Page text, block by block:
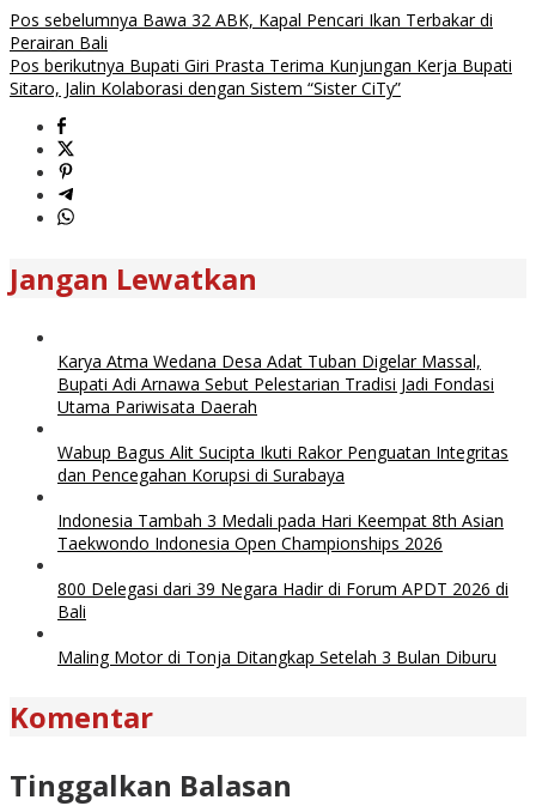
Pos sebelumnya Bawa 32 ABK, Kapal Pencari Ikan Terbakar di
Perairan Bali
Pos berikutnya Bupati Giri Prasta Terima Kunjungan Kerja Bupati
Sitaro, Jalin Kolaborasi dengan Sistem “Sister CiTy”
Jangan Lewatkan
Karya Atma Wedana Desa Adat Tuban Digelar Massal,
Bupati Adi Arnawa Sebut Pelestarian Tradisi Jadi Fondasi
Utama Pariwisata Daerah
Wabup Bagus Alit Sucipta Ikuti Rakor Penguatan Integritas
dan Pencegahan Korupsi di Surabaya
Indonesia Tambah 3 Medali pada Hari Keempat 8th Asian
Taekwondo Indonesia Open Championships 2026
800 Delegasi dari 39 Negara Hadir di Forum APDT 2026 di
Bali
Maling Motor di Tonja Ditangkap Setelah 3 Bulan Diburu
Komentar
Tinggalkan Balasan